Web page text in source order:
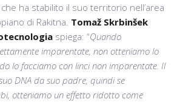
ha stabilito il suo territorio nell’area
di Rakitna. Tomaž Skrbinšek
spiega: “Quando
imparentate, non otteniamo lo
lo facciamo con linci non imparentate. Il
DNA da suo padre, quindi se
otteniamo un effetto ridotto come